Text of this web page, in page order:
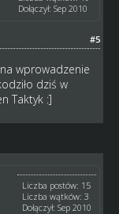
Dołączył: Sep 2010
#5
wprowadzenie
dziś w
Taktyk :]
Liczba postów: 15
Liczba wątków: 3
Dołączył: Sep 2010